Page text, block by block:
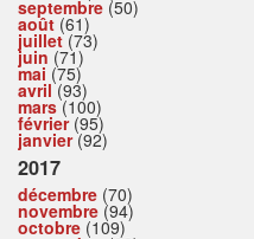
septembre (50)
août (61)
juillet(73)
juin (71)
mai (75)
avril(93)
mars(100)
février(95)
janvier(92)
2017
décembre (70)
novembre (94)
octobre (109)